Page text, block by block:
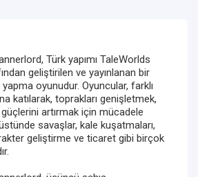
Türk yapımı TaleWorlds
geliştirilen ve yayınlanan bir
oyunudur. Oyuncular, farklı
katılarak, toprakları genişletmek,
artırmak için mücadele
savaşlar, kale kuşatmaları,
geliştirme ve ticaret gibi birçok